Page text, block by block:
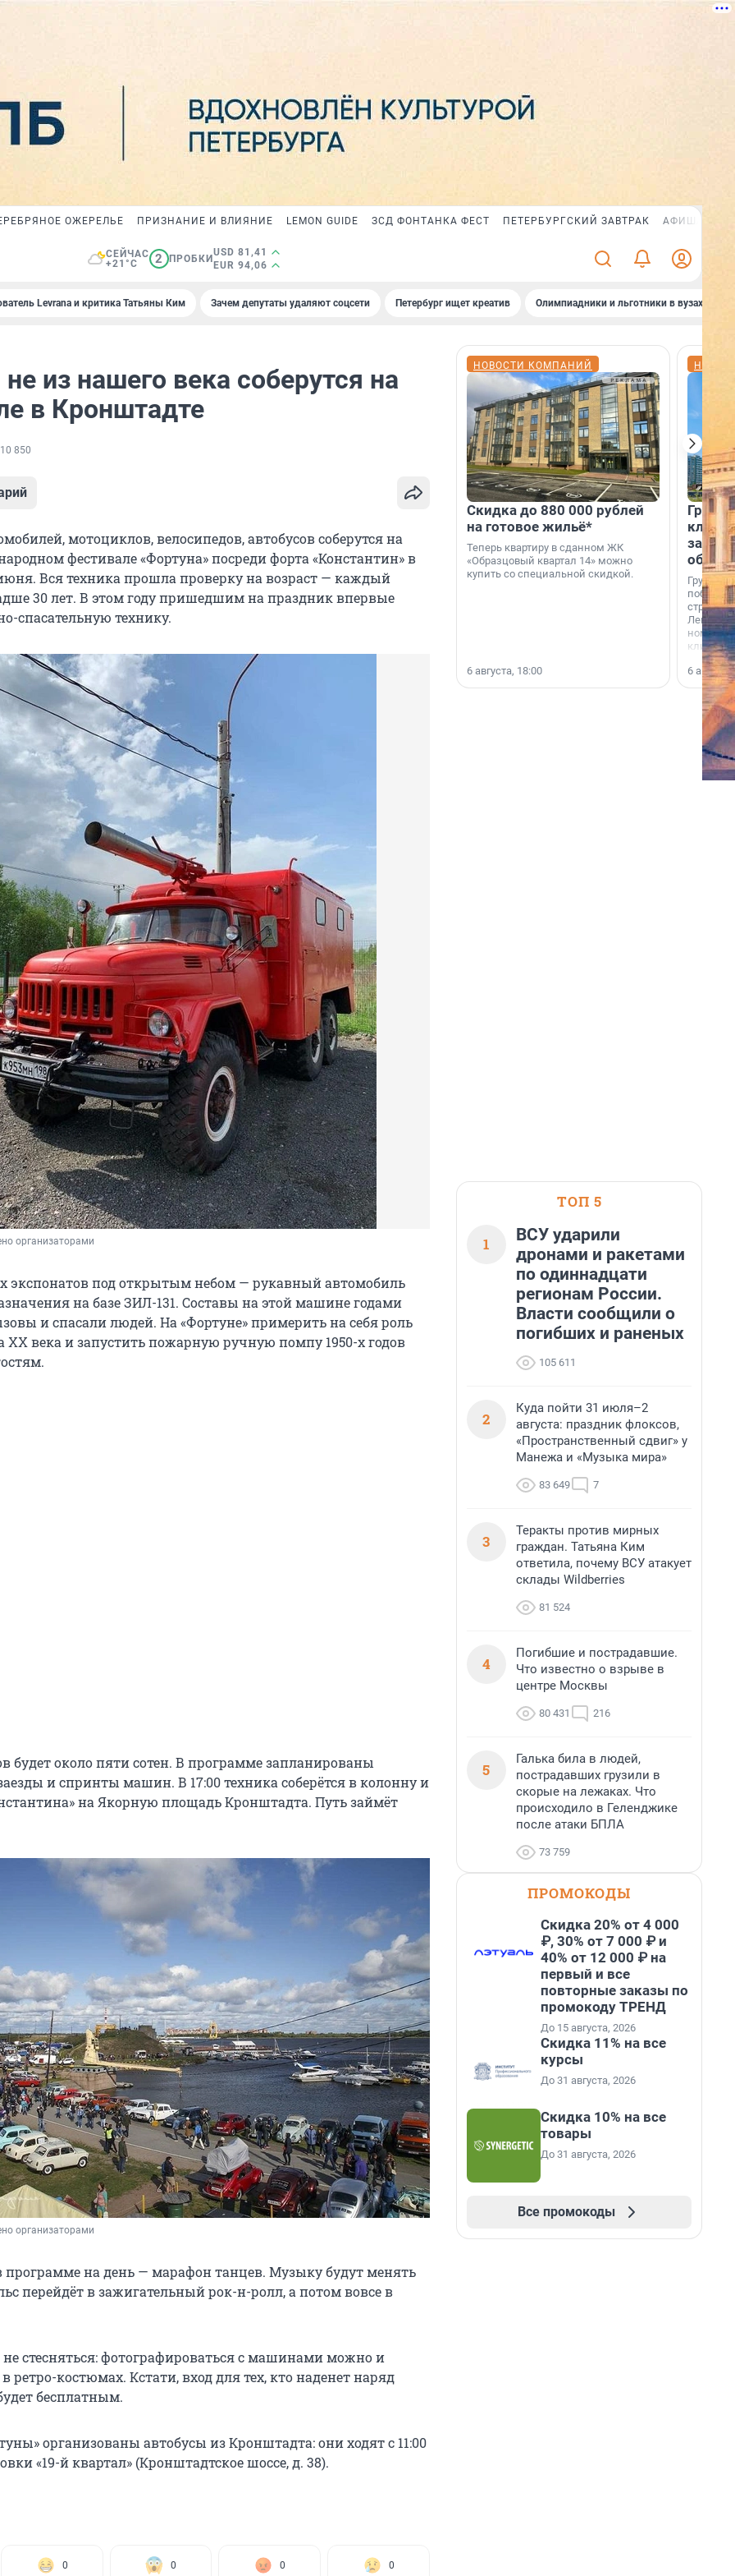
ОЖЕРЕЛЬЕ ПРИЗНАНИЕ И ВЛИЯНИЕ LEMON GUIDE ЗСД ФОНТАНКА ФЕСТ ПЕТЕРБУРГСКИЙ ЗАВТРАК АФИША PLUS
СЕЙЧАС
+21°C
2 ПРОБКИ
USD 81,41
EUR 94,06
Levrana и критика Татьяны Ким Зачем депутаты удаляют соцсети Петербург ищет креатив Олимпиадники и льготники в вузах СПб
из нашего века соберутся на
в Кронштадте
10 850
мотоциклов, велосипедов, автобусов соберутся на
фестивале «Фортуна» посреди форта «Константин» в
Вся техника прошла проверку на возраст — каждый
30 лет. В этом году пришедшим на праздник впервые
спасательную технику.
организаторами
экспонатов под открытым небом — рукавный автомобиль
на базе ЗИЛ-131. Составы на этой машине годами
и спасали людей. На «Фортуне» примерить на себя роль
XX века и запустить пожарную ручную помпу 1950-х годов
будет около пяти сотен. В программе запланированы
и спринты машин. В 17:00 техника соберётся в колонну и
на Якорную площадь Кронштадта. Путь займёт
организаторами
программе на день — марафон танцев. Музыку будут менять
перейдёт в зажигательный рок-н-ролл, а потом вовсе в
стесняться: фотографироваться с машинами можно и
ретро-костюмах. Кстати, вход для тех, кто наденет наряд
бесплатным.
организованы автобусы из Кронштадта: они ходят с 11:00
«19-й квартал» (Кронштадтское шоссе, д. 38).
0 0 0 0
НОВОСТИ КОМПАНИЙ
Скидка до 880 000 рублей
на готовое жильё*
Теперь квартиру в сданном ЖК
«Образцовый квартал 14» можно
купить со специальной скидкой.
6 августа, 18:00
Группа
области».
6
ТОП 5
1
ВСУ ударили
дронами и ракетами
по одиннадцати
регионам России.
Власти сообщили о
погибших и раненых
105 611
2
Куда пойти 31 июля–2
августа: праздник флоксов,
«Пространственный сдвиг» у
Манежа и «Музыка мира»
83 649 7
3
Теракты против мирных
граждан. Татьяна Ким
ответила, почему ВСУ атакует
склады Wildberries
81 524
4
Погибшие и пострадавшие.
Что известно о взрыве в
центре Москвы
80 431 216
5
Галька била в людей,
пострадавших грузили в
скорые на лежаках. Что
происходило в Геленджике
после атаки БПЛА
73 759
ПРОМОКОДЫ
Скидка 20% от 4 000
₽, 30% от 7 000 ₽ и
40% от 12 000 ₽ на
первый и все
повторные заказы по
промокоду ТРЕНД
До 15 августа, 2026
Скидка 11% на все
курсы
До 31 августа, 2026
Скидка 10% на все
товары
До 31 августа, 2026
Все промокоды